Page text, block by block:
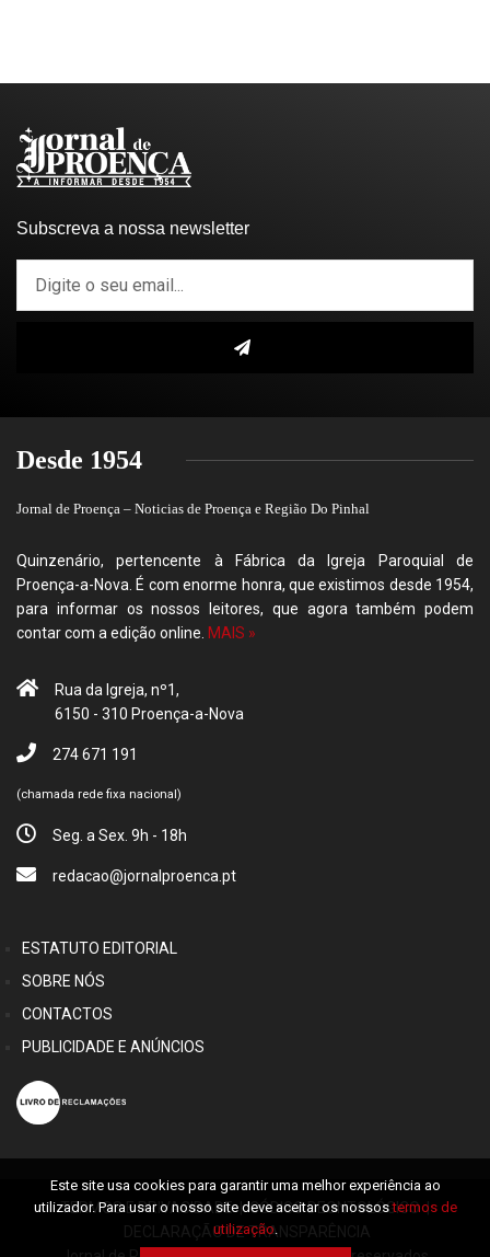
Subscreva a nossa newsletter
Desde 1954
Jornal de Proença – Noticias de Proença e Região Do Pinhal
Quinzenário, pertencente à Fábrica da Igreja Paroquial de
Proença-a-Nova. É com enorme honra, que existimos desde 1954,
para informar os nossos leitores, que agora também podem
contar com a edição online. MAIS »
Rua da Igreja, nº1,
6150 - 310 Proença-a-Nova
274 671 191
(chamada rede fixa nacional)
Seg. a Sex. 9h - 18h
redacao@jornalproenca.pt
ESTATUTO EDITORIAL
SOBRE NÓS
CONTACTOS
PUBLICIDADE E ANÚNCIOS
TERMOS E PRIVACIDADE|CÓDIGO DEONTOLÓGICO|
DECLARAÇÃO DE TRANSPARÊNCIA
Este site usa cookies para garantir uma melhor experiência ao
utilizador. Para usar o nosso site deve aceitar os nossostermos de
utilização.